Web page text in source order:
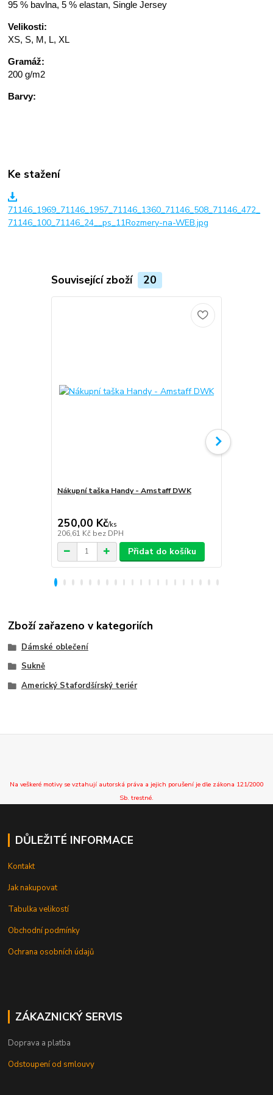
95 % bavlna, 5 % elastan, Single Jersey
Velikosti:
XS, S, M, L, XL
Gramáž:
200 g/m2
Barvy:
Ke stažení
71146_1969_71146_1957_71146_1360_71146_508_71146_472_
71146_100_71146_24__ps_11Rozmery-na-WEB.jpg
Související zboží 20
Nákupní taška Handy - Amstaff DWK
250,00 Kč/ks
206,61 Kč bez DPH
Přidat do košíku
Zboží zařazeno v kategoriích
Dámské oblečení
Sukně
Americký Stafordšírský teriér
Na veškeré motivy se vztahují autorská práva a jejich porušení je dle zákona 121/2000
Sb. trestné.
DŮLEŽITÉ INFORMACE
Kontakt
Jak nakupovat
Tabulka velikostí
Obchodní podmínky
Ochrana osobních údajů
ZÁKAZNICKÝ SERVIS
Doprava a platba
Odstoupení od smlouvy